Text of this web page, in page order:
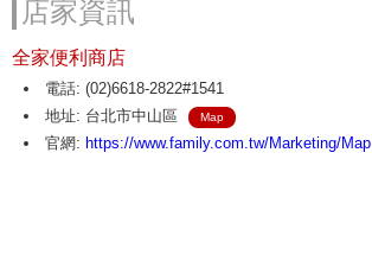
店家資訊
全家便利商店
電話: (02)6618-2822#1541
地址: 台北市中山區
Map
官網: https://www.family.com.tw/Marketing/Map